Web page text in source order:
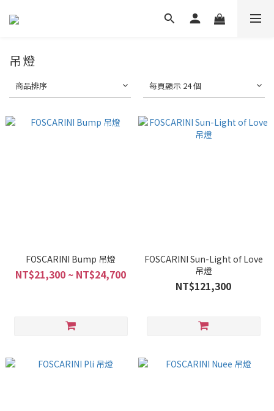
吊燈
商品排序 每頁顯示 24 個
FOSCARINI Bump 吊燈
NT$21,300 ~ NT$24,700
FOSCARINI Sun-Light of Love
吊燈
NT$121,300